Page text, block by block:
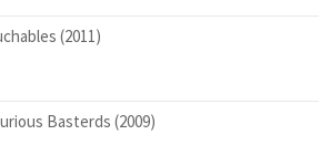
(2011)
Basterds (2009)